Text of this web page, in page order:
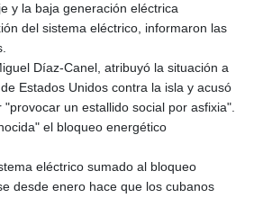
y la baja generación eléctrica
del sistema eléctrico, informaron las
Díaz-Canel, atribuyó la situación a
Estados Unidos contra la isla y acusó
un estallido social por asfixia".
el bloqueo energético
eléctrico sumado al bloqueo
desde enero hace que los cubanos